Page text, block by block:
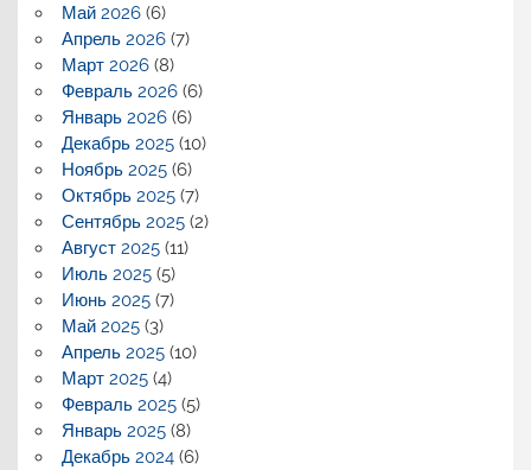
Май 2026(6)
Апрель 2026(7)
Март 2026(8)
Февраль 2026(6)
Январь 2026(6)
Декабрь 2025(10)
Ноябрь 2025(6)
Октябрь 2025(7)
Сентябрь 2025(2)
Август 2025(11)
Июль 2025(5)
Июнь 2025(7)
Май 2025(3)
Апрель 2025(10)
Март 2025(4)
Февраль 2025(5)
Январь 2025(8)
Декабрь 2024(6)